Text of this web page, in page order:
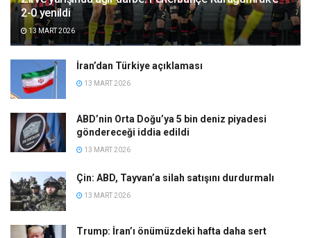
2-0 yenildi
13 MART 2026
İran’dan Türkiye açıklaması
13 MART 2026
ABD’nin Orta Doğu’ya 5 bin deniz piyadesi
göndereceği iddia edildi
13 MART 2026
Çin: ABD, Tayvan’a silah satışını durdurmalı
13 MART 2026
Trump: İran’ı önümüzdeki hafta daha sert